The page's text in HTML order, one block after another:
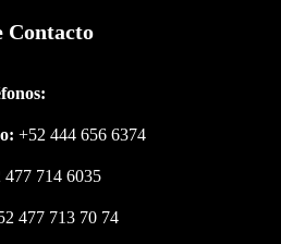
Contacto
+52 444 656 6374
477 714 6035
477 713 70 74